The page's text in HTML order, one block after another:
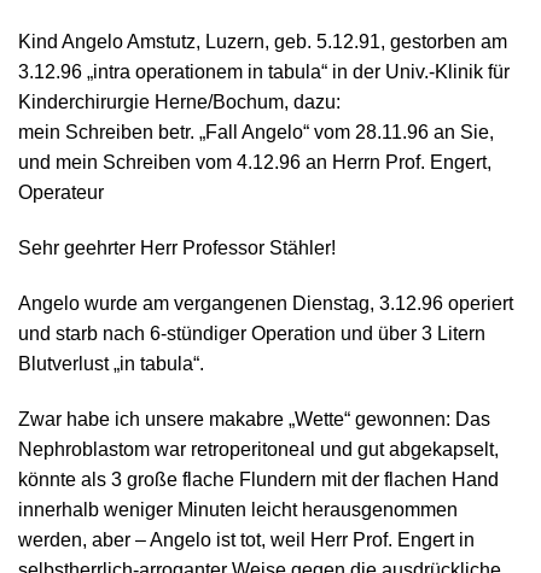
Kind Angelo Amstutz, Luzern, geb. 5.12.91, gestorben am
3.12.96 „intra operationem in tabula“ in der Univ.-Klinik für
Kinderchirurgie Herne/Bochum, dazu:
mein Schreiben betr. „Fall Angelo“ vom 28.11.96 an Sie,
und mein Schreiben vom 4.12.96 an Herrn Prof. Engert,
Operateur
Sehr geehrter Herr Professor Stähler!
Angelo wurde am vergangenen Dienstag, 3.12.96 operiert
und starb nach 6-stündiger Operation und über 3 Litern
Blutverlust „in tabula“.
Zwar habe ich unsere makabre „Wette“ gewonnen: Das
Nephroblastom war retroperitoneal und gut abgekapselt,
könnte als 3 große flache Flundern mit der flachen Hand
innerhalb weniger Minuten leicht herausgenommen
werden, aber – Angelo ist tot, weil Herr Prof. Engert in